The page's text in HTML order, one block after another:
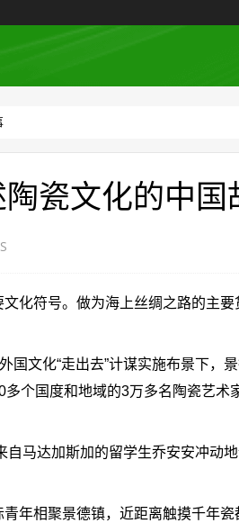
瓷文化的中国
符号。做为海上丝绸之路的主要
文化“走出去”计谋实施布景下，景
个国度和地域的3万多名陶瓷艺术
马达加斯加的留学生乔安安冲动
相聚景德镇，近距离触摸千年瓷